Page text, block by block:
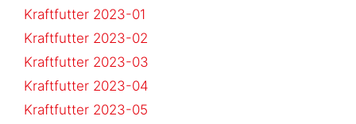
Kraftfutter 2023-01
Kraftfutter 2023-02
Kraftfutter 2023-03
Kraftfutter 2023-04
Kraftfutter 2023-05